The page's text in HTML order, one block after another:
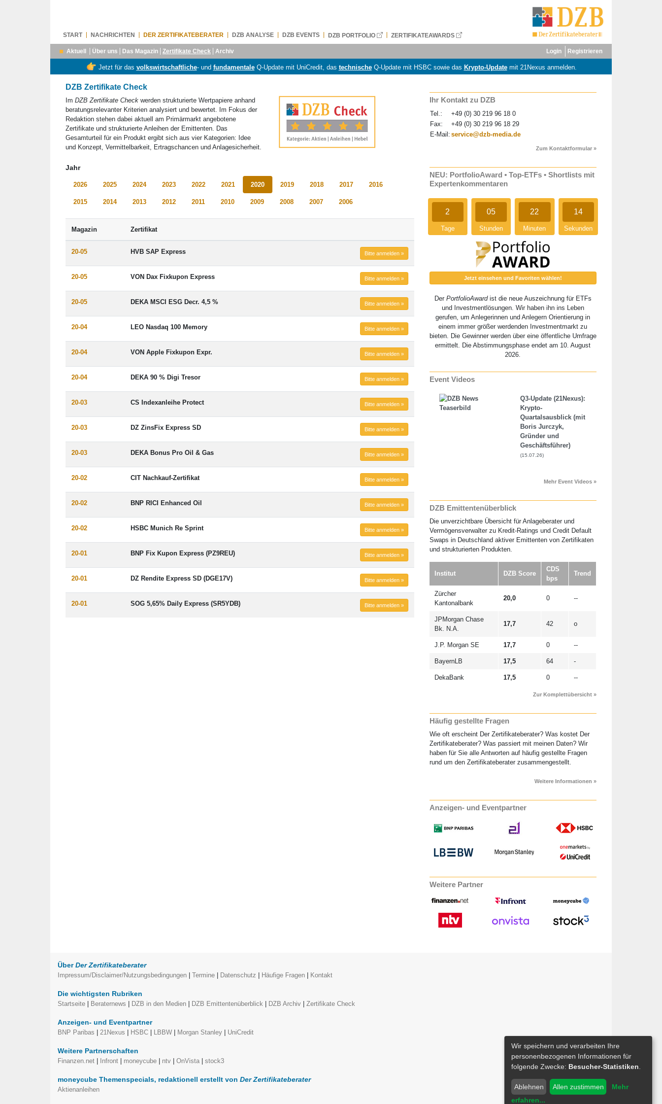
START NACHRICHTEN DER ZERTIFIKATEBERATER DZB ANALYSE DZB EVENTS DZB PORTFOLIO ZERTIFIKATEAWARDS
Aktuell Über uns Das Magazin Zertifikate Check Archiv Login Registrieren
Jetzt für das volkswirtschaftliche- und fundamentaleQ-Update mit UniCredit, das technischeQ-Update mit HSBC sowie das Krypto-Updatemit 21Nexus anmelden.
DZB Zertifikate Check
Im DZB Zertifikate Check werden strukturierte Wertpapiere anhand
beratungsrelevanter Kriterien analysiert und bewertet. Im Fokus der
Redaktion stehen dabei aktuell am Primärmarkt angebotene
Zertifikate und strukturierte Anleihen der Emittenten. Das
Gesamturteil für ein Produkt ergibt sich aus vier Kategorien: Idee
und Konzept, Vermittelbarkeit, Ertragschancen und Anlagesicherheit.
Jahr
2026 2025 2024 2023 2022 2021 2020 2019 2018 2017 2016
2015 2014 2013 2012 2011 2010 2009 2008 2007 2006
Magazin Zertifikat
20-05 HVB SAP Express Bitte anmelden »
20-05 VON Dax Fixkupon Express Bitte anmelden »
20-05 DEKA MSCI ESG Decr. 4,5 % Bitte anmelden »
20-04 LEO Nasdaq 100 Memory Bitte anmelden »
20-04 VON Apple Fixkupon Expr. Bitte anmelden »
20-04 DEKA 90 % Digi Tresor Bitte anmelden »
20-03 CS Indexanleihe Protect Bitte anmelden »
20-03 DZ ZinsFix Express SD Bitte anmelden »
20-03 DEKA Bonus Pro Oil & Gas Bitte anmelden »
20-02 CIT Nachkauf-Zertifikat Bitte anmelden »
20-02 BNP RICI Enhanced Oil Bitte anmelden »
20-02 HSBC Munich Re Sprint Bitte anmelden »
20-01 BNP Fix Kupon Express (PZ9REU) Bitte anmelden »
20-01 DZ Rendite Express SD (DGE17V) Bitte anmelden »
20-01 SOG 5,65% Daily Express (SR5YDB) Bitte anmelden »
Ihr Kontakt zu DZB
Tel.:
+49 (0) 30 219 96 18 0
Fax:
+49 (0) 30 219 96 18 29
E-Mail: service@dzb-media.de
Zum Kontaktformular »
NEU: PortfolioAward • Top-ETFs • Shortlists mit
Expertenkommentaren
2
Tage
05
Stunden
22
Minuten
14
Sekunden
Jetzt einsehen und Favoriten wählen!
Der PortfolioAwardist die neue Auszeichnung für ETFs
und Investmentlösungen. Wir haben ihn ins Leben
gerufen, um Anlegerinnen und Anlegern Orientierung in
einem immer größer werdenden Investmentmarkt zu
bieten. Die Gewinner werden über eine öffentliche Umfrage
ermittelt. Die Abstimmungsphase endet am 10. August
2026.
Event Videos
Q3-Update (21Nexus):
Krypto-
Quartalsausblick (mit
Boris Jurczyk,
Gründer und
Geschäftsführer)
(15.07.26)
Mehr Event Videos »
DZB Emittentenüberblick
Die unverzichtbare Übersicht für Anlageberater und
Vermögensverwalter zu Kredit-Ratings und Credit Default
Swaps in Deutschland aktiver Emittenten von Zertifikaten
und strukturierten Produkten.
Institut DZB Score
CDS
bps
Trend
Zürcher
Kantonalbank
20,0 0 --
JPMorgan Chase
Bk. N.A.
17,7 42 o
J.P. Morgan SE 17,7 0 --
BayernLB 17,5 64 -
DekaBank 17,5 0 --
Zur Komplettübersicht »
Häufig gestellte Fragen
Wie oft erscheint Der Zertifikateberater? Was kostet Der
Zertifikateberater? Was passiert mit meinen Daten? Wir
haben für Sie alle Antworten auf häufig gestellte Fragen
rund um den Zertifikateberater zusammengestellt.
Weitere Informationen »
Anzeigen- und Eventpartner
Weitere Partner
Über Der Zertifikateberater
Impressum/Disclaimer/Nutzungsbedingungen | Termine | Datenschutz | Häufige Fragen | Kontakt
Die wichtigsten Rubriken
Startseite | Beraternews | DZB in den Medien | DZB Emittentenüberblick | DZB Archiv | Zertifikate Check
Anzeigen- und Eventpartner
BNP Paribas | 21Nexus | HSBC | LBBW | Morgan Stanley | UniCredit
Weitere Partnerschaften
Finanzen.net | Infront | moneycube | ntv | OnVista | stock3
moneycube Themenspecials, redaktionell erstellt von Der Zertifikateberater
Aktienanleihen
Wir speichern und verarbeiten Ihre
personenbezogenen Informationen für
folgende Zwecke: Besucher-Statistiken
Ablehnen Allen zustimmen
Mehr
erfahren...